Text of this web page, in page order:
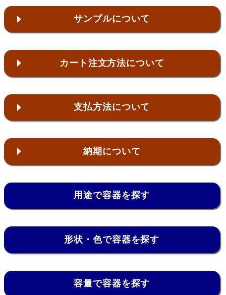
サンプルについて
カート注文方法について
支払方法について
納期について
用途で容器を探す
形状・色で容器を探す
容量で容器を探す